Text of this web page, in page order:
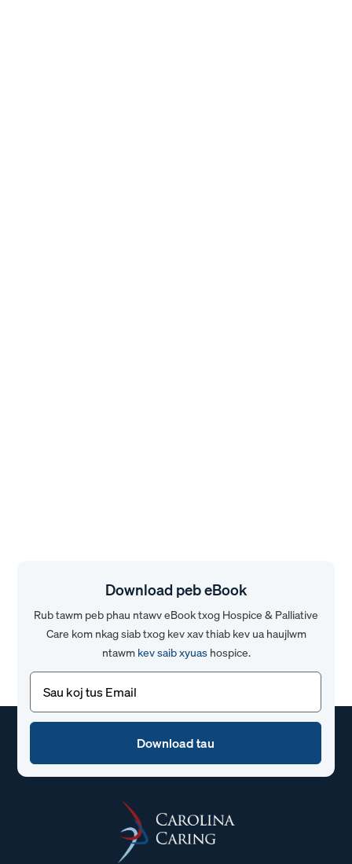
Download peb eBook
Rub tawm peb phau ntawv eBook txog Hospice & Palliative
Care kom nkag siab txog kev xav thiab kev ua haujlwm
ntawm kev saib xyuashospice.
Email(Yuav
tsum
tau)